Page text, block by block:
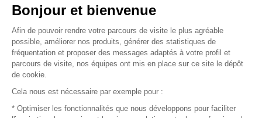
Vendez vos produits
Plan du site
© 2016 –Organisation SAFI
Recrutement
Bonjour et bienvenue
Afin de pouvoir rendre votre parcours de visite le plus agréable
possible, améliorer nos produits, générer des statistiques de
fréquentation et proposer des messages adaptés à votre profil et
parcours de visite, nos équipes ont mis en place sur ce site le dépôt
de cookie.
Cela nous est nécessaire par exemple pour :
* Optimiser les fonctionnalités que nous développons pour faciliter